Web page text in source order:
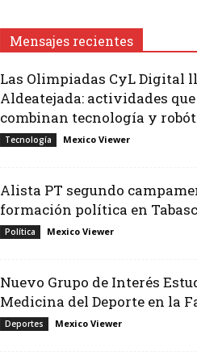
Mensajes recientes
Las Olimpiadas CyL Digital
Aldeatejada: actividades que
combinan tecnología y
Tecnología Mexico Viewer
Alista PT segundo
formación política en
Política Mexico Viewer
Nuevo Grupo de Interés
Medicina del Deporte en la
Deportes Mexico Viewer